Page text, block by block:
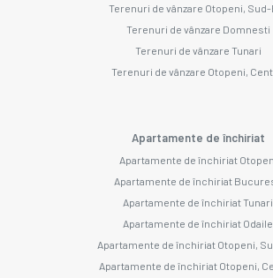
Terenuri de vânzare Otopeni,
Terenuri de vânzare Domnesti
Terenuri de vânzare Tunari
Terenuri de vânzare Otopeni,
Apartamente de închiriat
Apartamente de închiriat
Apartamente de închiriat
Apartamente de închiriat Tunari
Apartamente de închiriat Odaile
Apartamente de închiriat Otopeni,
Apartamente de închiriat Otopeni,